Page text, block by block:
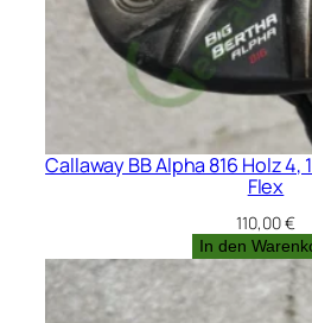
Callaway BB Alpha 816 Holz 4,
Flex
110,00€
In den